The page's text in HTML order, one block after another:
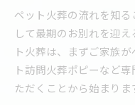
ペット火葬の流れを知
して最期のお別れを迎
ト火葬は、まずご家族
ト訪問火葬ポピーなど
ただくことから始まりま